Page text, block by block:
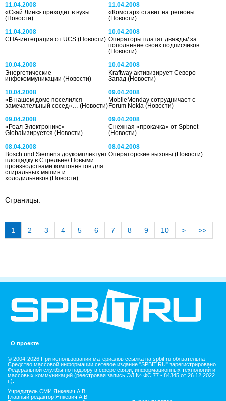
11.04.2008
«Скай Линк» приходит в вузы
(Новости)
11.04.2008
«Комстар» ставит на регионы
(Новости)
11.04.2008
СПА-интеграция от UCS (Новости)
10.04.2008
Операторы платят дважды/ за
пополнение своих подписчиков
(Новости)
10.04.2008
Энергетические
инфокоммуникации (Новости)
10.04.2008
Kraftway активизирует Северо-
Запад(Новости)
10.04.2008
«В нашем доме поселился
замечательный сосед»… (Новости)
09.04.2008
MobileMonday сотрудничает с
Forum Nokia(Новости)
09.04.2008
«Реал Электроникс»
Globalизируется (Новости)
09.04.2008
Снежная «прокачка» от Spbnet
(Новости)
08.04.2008
Bosch und Siemens доукомплектует
площадку в Стрельне/ Новыми
производствами компонентов для
стиральных машин и
холодильников (Новости)
08.04.2008
Операторские вызовы(Новости)
Страницы:
1 2 3 4 5 6 7 8 9 10 > >>
О проекте
© 2004-2026 При использовании материалов ссылка на spbit.ru обязательна
Средство массовой информации сетевое издание "SPBIT.RU" зарегистрировано
Федеральной службы по надзору в сфере связи, информационных технологий и
массовых коммуникаций (реестровая запись ЭЛ № ФС 77 - 84345 от 26.12.2022
г.).
Учредитель СМИ Янкевич А.В
Главный редактор Янкевич А.В